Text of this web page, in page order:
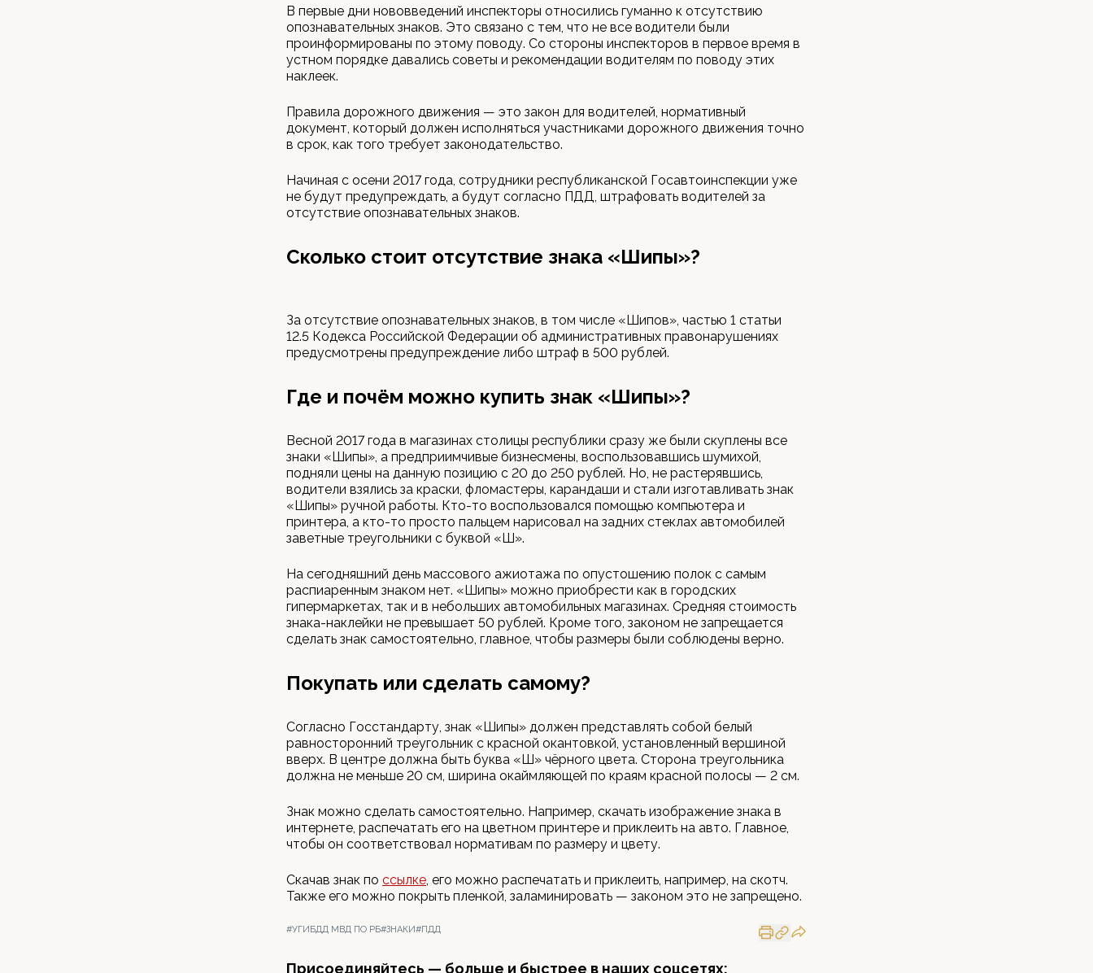
В первые дни нововведений инспекторы относились гуманно к отсутствию
опознавательных знаков. Это связано с тем, что не все водители были
проинформированы по этому поводу. Со стороны инспекторов в первое время в
устном порядке давались советы и рекомендации водителям по поводу этих
наклеек.
Правила дорожного движения — это закон для водителей, нормативный
документ, который должен исполняться участниками дорожного движения точно
в срок, как того требует законодательство.
Начиная с осени 2017 года, сотрудники республиканской Госавтоинспекции уже
не будут предупреждать, а будут согласно ПДД, штрафовать водителей за
отсутствие опознавательных знаков.
Сколько стоит отсутствие знака «Шипы»?
За отсутствие опознавательных знаков, в том числе «Шипов», частью 1 статьи
12.5 Кодекса Российской Федерации об административных правонарушениях
предусмотрены предупреждение либо штраф в 500 рублей.
Где и почём можно купить знак «Шипы»?
Весной 2017 года в магазинах столицы республики сразу же были скуплены все
знаки «Шипы», а предприимчивые бизнесмены, воспользовавшись шумихой,
подняли цены на данную позицию с 20 до 250 рублей. Но, не растерявшись,
водители взялись за краски, фломастеры, карандаши и стали изготавливать знак
«Шипы» ручной работы. Кто-то воспользовался помощью компьютера и
принтера, а кто-то просто пальцем нарисовал на задних стеклах автомобилей
заветные треугольники с буквой «Ш».
На сегодняшний день массового ажиотажа по опустошению полок с самым
распиаренным знаком нет. «Шипы» можно приобрести как в городских
гипермаркетах, так и в небольших автомобильных магазинах. Средняя стоимость
знака-наклейки не превышает 50 рублей. Кроме того, законом не запрещается
сделать знак самостоятельно, главное, чтобы размеры были соблюдены верно.
Покупать или сделать самому?
Согласно Госстандарту, знак «Шипы» должен представлять собой белый
равносторонний треугольник с красной окантовкой, установленный вершиной
вверх. В центре должна быть буква «Ш» чёрного цвета. Сторона треугольника
должна не меньше 20 см, ширина окаймляющей по краям красной полосы — 2 см.
Знак можно сделать самостоятельно. Например, скачать изображение знака в
интернете, распечатать его на цветном принтере и приклеить на авто. Главное,
чтобы он соответствовал нормативам по размеру и цвету.
Скачав знак по ссылке, его можно распечатать и приклеить, например, на скотч.
Также его можно покрыть пленкой, заламинировать — законом это не запрещено.
#УГИБДД МВД ПО РБ#ЗНАКИ#ПДД
Присоединяйтесь — больше и быстрее в наших соцсетях: